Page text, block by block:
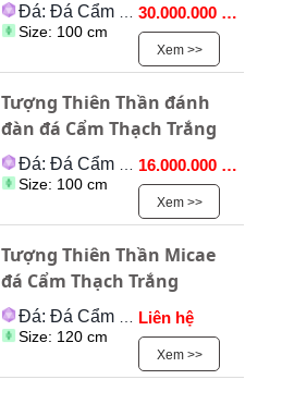
Đá: Đá Cẩm Thạch
Size: 100 cm
30.000.000 VNĐ
Xem >>
Tượng Thiên Thần đánh
đàn đá Cẩm Thạch Trắng
Đá: Đá Cẩm Thạch
Size: 100 cm
16.000.000 VNĐ
Xem >>
Tượng Thiên Thần Micae
đá Cẩm Thạch Trắng
Đá: Đá Cẩm Thạch
Size: 120 cm
Liên hệ
Xem >>